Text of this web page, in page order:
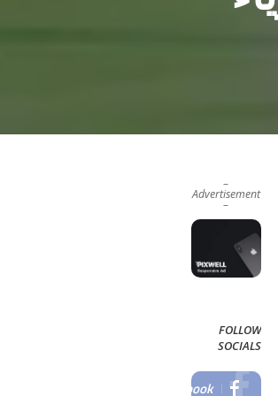
–
Advertisement
–
FOLLOW
SOCIALS
Facebook